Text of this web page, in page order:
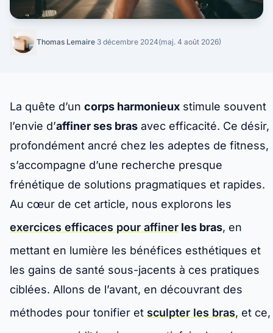
Thomas Lemaire·3 décembre 2024(maj. 4 août 2026)
La quête d’un corps harmonieux stimule souvent
l’envie d’affiner ses bras avec efficacité. Ce désir,
profondément ancré chez les adeptes de fitness,
s’accompagne d’une recherche presque
frénétique de solutions pragmatiques et rapides.
Au cœur de cet article, nous explorons les
exercices efficaces pour affiner les bras, en
mettant en lumière les bénéfices esthétiques et
les gains de santé sous-jacents à ces pratiques
ciblées. Allons de l’avant, en découvrant des
méthodes pour tonifier et sculpter les bras, et ce,